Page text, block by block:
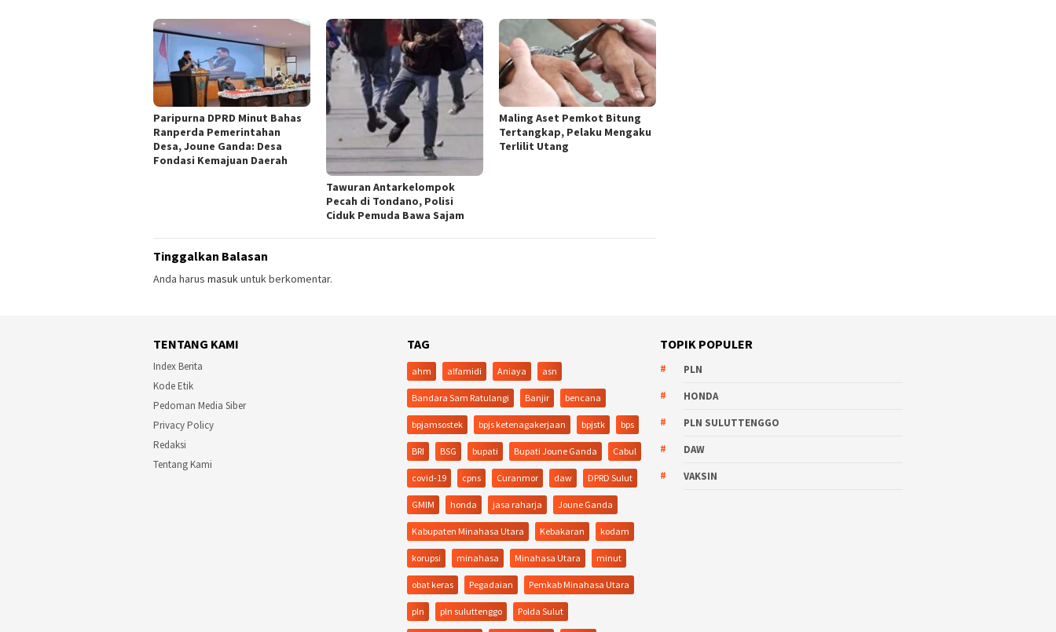
Paripurna DPRD Minut Bahas
Ranperda Pemerintahan
Desa, Joune Ganda: Desa
Fondasi Kemajuan Daerah
Tawuran Antarkelompok
Pecah di Tondano, Polisi
Ciduk Pemuda Bawa Sajam
Maling Aset Pemkot Bitung
Tertangkap, Pelaku Mengaku
Terlilit Utang
Tinggalkan Balasan
Anda harus masukuntuk berkomentar.
TENTANG KAMI
Index Berita
Kode Etik
Pedoman Media Siber
Privacy Policy
Redaksi
Tentang Kami
TAG
ahm alfamidi Aniaya asn
Bandara Sam Ratulangi Banjir bencana
bpjamsostek bpjs ketenagakerjaan bpjstk bps
BRI BSG bupati Bupati Joune Ganda Cabul
covid-19 cpns Curanmor daw DPRD Sulut
GMIM honda jasa raharja Joune Ganda
Kabupaten Minahasa Utara Kebakaran kodam
korupsi minahasa Minahasa Utara minut
obat keras Pegadaian Pemkab Minahasa Utara
pln pln suluttenggo Polda Sulut
TOPIK POPULER
PLN
HONDA
PLN SULUTTENGGO
DAW
VAKSIN